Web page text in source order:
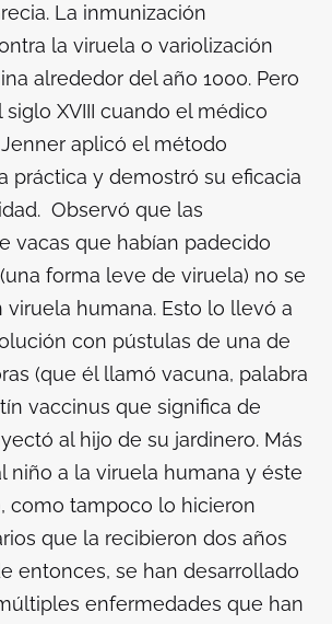
La inmunización
la viruela o variolización
alrededor del año 1000. Pero
XVIII cuando el médico
aplicó el método
práctica y demostró su eficacia
Observó que las
vacas que habían padecido
forma leve de viruela) no se
viruela humana. Esto lo llevó a
con pústulas de una de
(que él llamó vacuna, palabra
vaccinus que significa de
al hijo de su jardinero. Más
niño a la viruela humana y éste
como tampoco lo hicieron
que la recibieron dos años
entonces, se han desarrollado
enfermedades que han